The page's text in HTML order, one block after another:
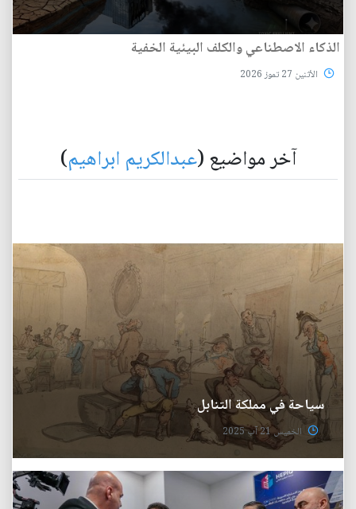
الذكاء الاصطناعي والكلف البيئية الخفية
الأثنين 27 تموز 2026
آخر مواضيع (عبدالكريم ابراهيم)
سياحة في مملكة التنابل
الخميس 21 آب 2025